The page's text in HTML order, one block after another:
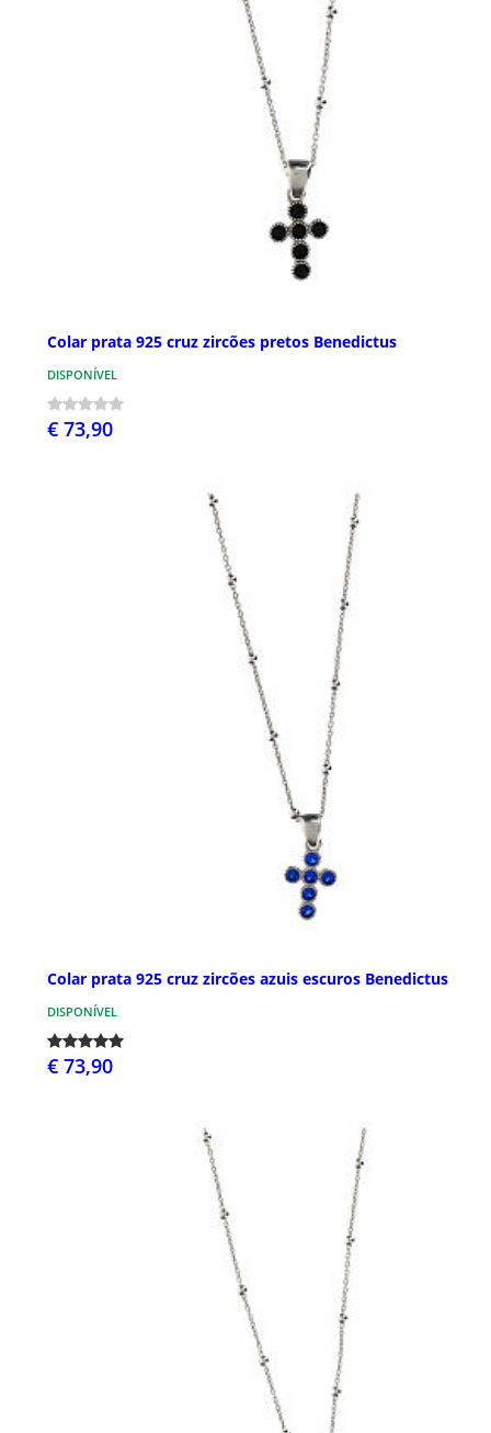
Colar prata 925 cruz zircões pretos Benedictus
DISPONÍVEL
€ 73,90
Colar prata 925 cruz zircões azuis escuros Benedictus
DISPONÍVEL
€ 73,90